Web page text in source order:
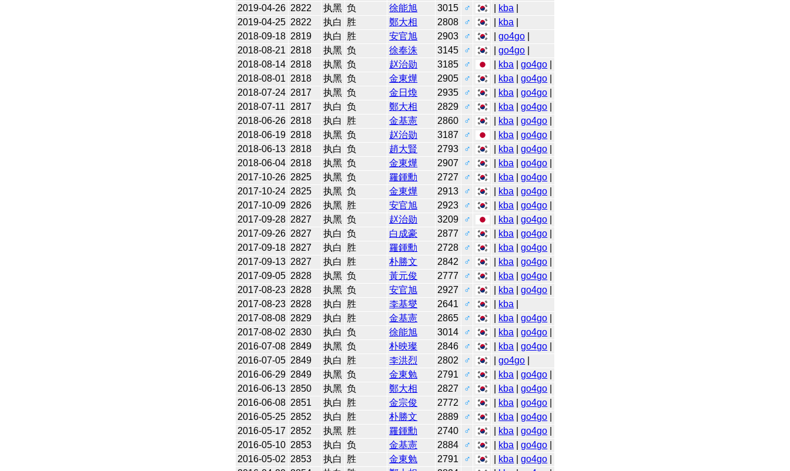
2019-04-26 2822 执黑 负 徐能旭 3015 ♂ kba
2019-04-25 2822 执白 胜 鄭大相 2808 ♂ kba
2018-09-18 2819 执白 胜 安官旭 2903 ♂ |go4go
2018-08-21 2818 执黑 负 徐奉洙 3145 ♂ |go4go
2018-08-14 2818 执黑 负 赵治勋 3185 ♂ kba |go4go
2018-08-01 2818 执黑 负 金東燁 2905 ♂ kba |go4go
2018-07-24 2817 执黑 负 金日煥 2935 ♂ kba |go4go
2018-07-11
2817 执白 负 鄭大相 2829 ♂ kba |go4go
2018-06-26 2818 执白 胜 金基憲 2860 ♂ kba |go4go
2018-06-19 2818 执黑 负 赵治勋 3187 ♂ kba |go4go
2018-06-13 2818 执白 负 趙大賢 2793 ♂ kba |go4go
2018-06-04 2818 执黑 负 金東燁 2907 ♂ kba |go4go
2017-10-26 2825 执黑 负 羅鍾勳 2727 ♂ kba |go4go
2017-10-24 2825 执黑 负 金東燁 2913 ♂ kba |go4go
2017-10-09 2826 执黑 胜 安官旭 2923 ♂ kba |go4go
2017-09-28 2827 执黑 负 赵治勋 3209 ♂ kba |go4go
2017-09-26 2827 执白 负 白成豪 2877 ♂ kba |go4go
2017-09-18 2827 执白 胜 羅鍾勳 2728 ♂ kba |go4go
2017-09-13 2827 执白 胜 朴勝文 2842 ♂ kba |go4go
2017-09-05 2828 执黑 负 黃元俊 2777 ♂ kba |go4go
2017-08-23 2828 执黑 负 安官旭 2927 ♂ kba |go4go
2017-08-23 2828 执白 胜 李基燮 2641 ♂ kba
2017-08-08 2829 执白 胜 金基憲 2865 ♂ kba |go4go
2017-08-02 2830 执白 负 徐能旭 3014 ♂ kba |go4go
2016-07-08 2849 执黑 负 朴映璨 2846 ♂ kba |go4go
2016-07-05 2849 执白 胜 李洪烈 2802 ♂ |go4go
2016-06-29 2849 执黑 负 金東勉 2791 ♂ kba |go4go
2016-06-13 2850 执黑 负 鄭大相 2827 ♂ kba |go4go
2016-06-08 2851 执白 胜 金宗俊 2772 ♂ kba |go4go
2016-05-25 2852 执白 胜 朴勝文 2889 ♂ kba |go4go
2016-05-17 2852 执黑 胜 羅鍾勳 2740 ♂ kba |go4go
2016-05-10 2853 执白 负 金基憲 2884 ♂ kba |go4go
2016-05-02 2853 执白 胜 金東勉 2791 ♂ kba |go4go